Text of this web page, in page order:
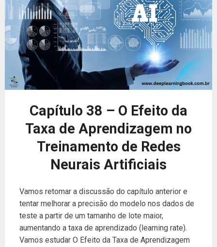
Capítulo 38 – O Efeito da
Taxa de Aprendizagem no
Treinamento de Redes
Neurais Artificiais
Vamos retomar a discussão do capítulo anterior e
tentar melhorar a precisão do modelo nos dados de
teste a partir de um tamanho de lote maior,
aumentando a taxa de aprendizado (learning rate).
Vamos estudar O Efeito da Taxa de Aprendizagem